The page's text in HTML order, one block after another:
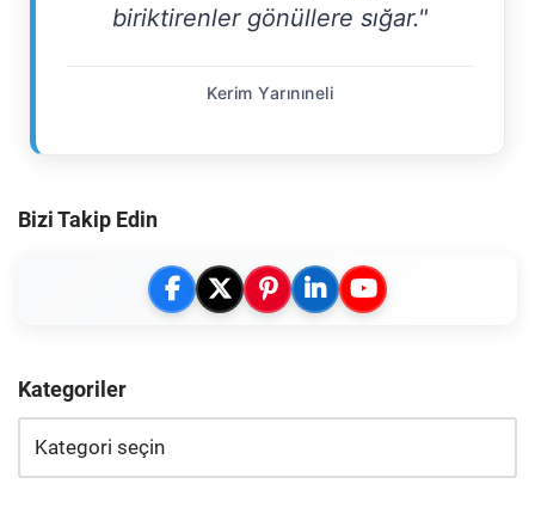
biriktirenler gönüllere sığar."
Kerim Yarınıneli
Bizi Takip Edin
Kategoriler